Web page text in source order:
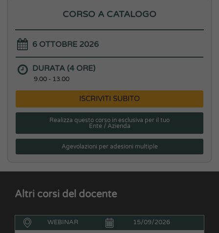
Tutti i partecipanti ai nostri corsi avranno la
possibilità di ottenere, oltre al classico attestato, un
certificato digitale
CORSO A CATALOGO
6 OTTOBRE 2026
DURATA (4 ORE)
9.00 - 13.00
ISCRIVITI SUBITO
Realizza questo corso in esclusiva per il tuo
Ente / Azienda
Agevolazioni per adesioni multiple
Altri corsi del docente
WEBINAR 15/09/2026